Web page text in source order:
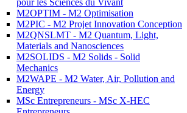
pour les Sciences du Vivant
M2OPTIM - M2 Optimisation
M2PIC - M2 Projet Innovation Conception
M2QNSLMT - M2 Quantum, Light,
Materials and Nanosciences
M2SOLIDS - M2 Solids - Solid
Mechanics
M2WAPE - M2 Water, Air, Pollution and
Energy
MSc Entrepreneurs - MSc X-HEC